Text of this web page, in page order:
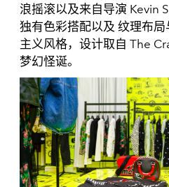
浪摇滚以及来自导演 Kevin
独有色彩搭配以及 纹理布
主义风格，设计取自 The
梦幻怪诞。